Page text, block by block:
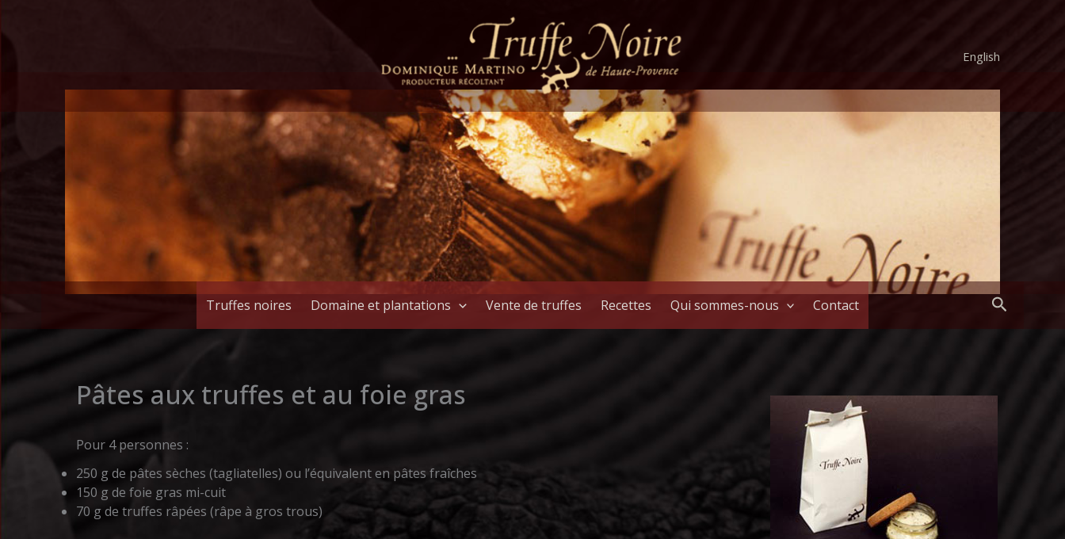
English
Truffes noires Domaine et plantations Vente de truffes Recettes Qui sommes-nous Contact
Pâtes aux truffes et au foie gras
Pour 4 personnes :
250 g de pâtes sèches (tagliatelles) ou l’équivalent en pâtes fraîches
150 g de foie gras mi-cuit
70 g de truffes râpées (râpe à gros trous)